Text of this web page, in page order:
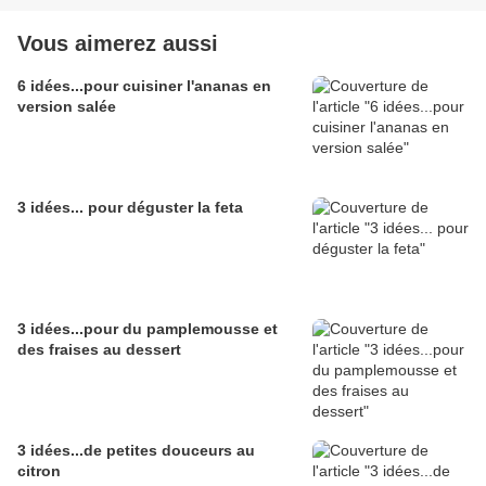
Vous aimerez aussi
6 idées...pour cuisiner l'ananas en
version salée
3 idées... pour déguster la feta
3 idées...pour du pamplemousse et
des fraises au dessert
3 idées...de petites douceurs au
citron